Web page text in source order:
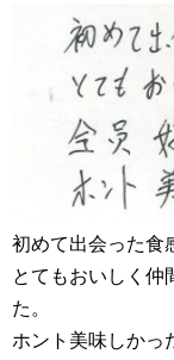
初めて出会った食
とてもおいしく仲
た。
ホント美味しか